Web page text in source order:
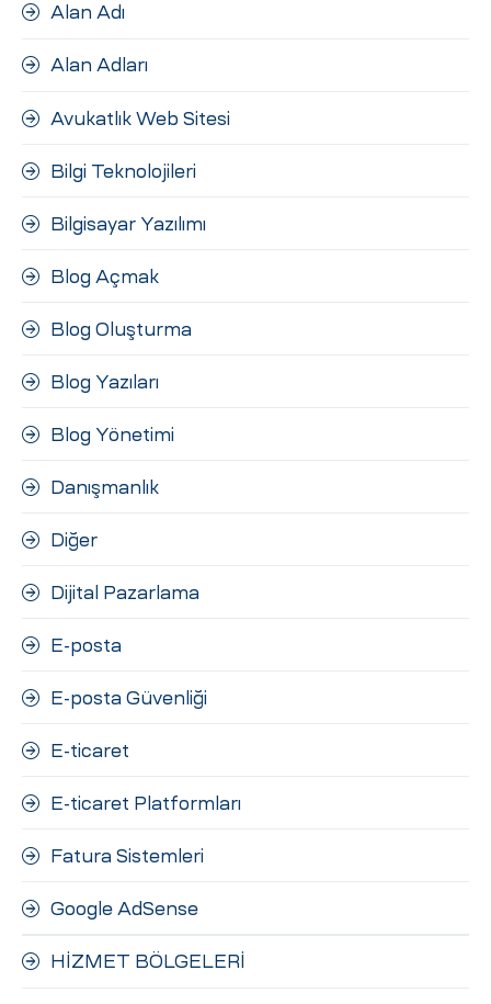
Alan Adı
Alan Adları
Avukatlık Web Sitesi
Bilgi Teknolojileri
Bilgisayar Yazılımı
Blog Açmak
Blog Oluşturma
Blog Yazıları
Blog Yönetimi
Danışmanlık
Diğer
Dijital Pazarlama
E-posta
E-posta Güvenliği
E-ticaret
E-ticaret Platformları
Fatura Sistemleri
Google AdSense
HİZMET BÖLGELERİ